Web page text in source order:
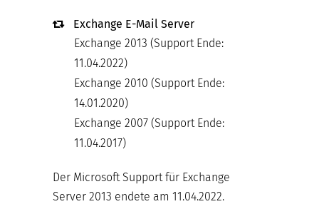
Exchange E-Mail Server
Exchange 2013 (Support Ende:
11.04.2022)
Exchange 2010 (Support Ende:
14.01.2020)
Exchange 2007 (Support Ende:
11.04.2017)
Der Microsoft Support für Exchange
Server 2013 endete am 11.04.2022.